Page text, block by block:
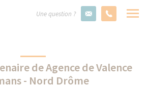
Une question ?
de Agence de Valence
- Nord Drôme